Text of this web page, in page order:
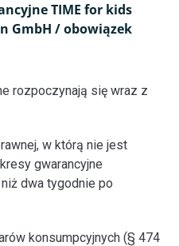
TIME for kids
GmbH / obowiązek
rozpoczynają się wraz z
w którą nie jest
gwarancyjne
dwa tygodnie po
konsumpcyjnych (§ 474